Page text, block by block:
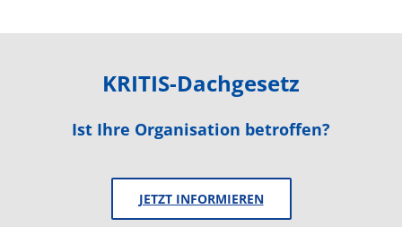
KRITIS-Dachgesetz
Ist Ihre Organisation betroffen?
JETZT INFORMIEREN